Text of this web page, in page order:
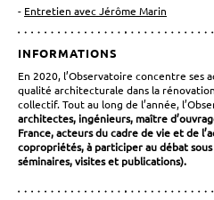
Entretien avec Jérôme Marin
INFORMATIONS
En 2020, l’Observatoire concentre ses
qualité architecturale dans la
collectif. Tout au long de l’année,
architectes, ingénieurs, maître
France, acteurs du cadre de vie et de
copropriétés, à participer au débat
séminaires, visites et publications).